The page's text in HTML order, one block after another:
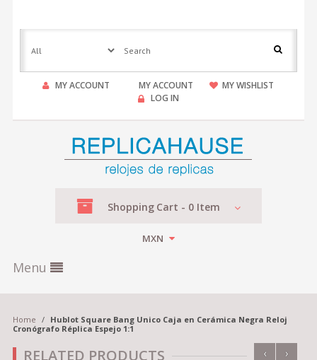
MY ACCOUNT MY ACCOUNT
MY WISHLIST
LOG IN
Shopping Cart - 0Item
MXN
Menu
Home /
Hublot Square Bang Unico Caja en Cerámica Negra Reloj
Cronógrafo Réplica Espejo 1:1
RELATED PRODUCTS ‹ ›